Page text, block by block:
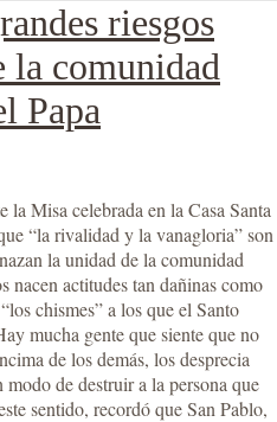
riesgos
la comunidad
Papa
Misa celebrada en la Casa Santa
“la rivalidad y la vanagloria” son
la unidad de la comunidad
nacen actitudes tan dañinas como
chismes” a los que el Santo
mucha gente que siente que no
de los demás, los desprecia
de destruir a la persona que
sentido, recordó que San Pablo,